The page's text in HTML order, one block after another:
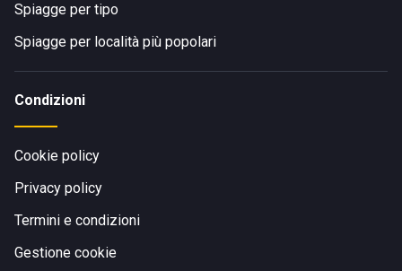
Spiagge per tipo
Spiagge per località più popolari
Condizioni
Cookie policy
Privacy policy
Termini e condizioni
Gestione cookie